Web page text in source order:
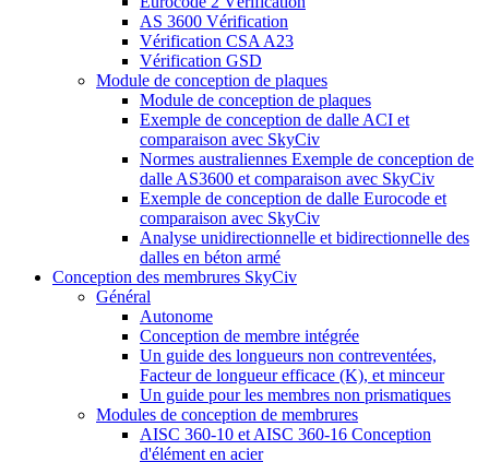
AS 3600 Vérification
Vérification CSA A23
Vérification GSD
Module de conception de plaques
Module de conception de plaques
Exemple de conception de dalle ACI et
comparaison avec SkyCiv
Normes australiennes Exemple de conception de
dalle AS3600 et comparaison avec SkyCiv
Exemple de conception de dalle Eurocode et
comparaison avec SkyCiv
Analyse unidirectionnelle et bidirectionnelle des
dalles en béton armé
Conception des membrures SkyCiv
Général
Autonome
Conception de membre intégrée
Un guide des longueurs non contreventées,
Facteur de longueur efficace (K), et minceur
Un guide pour les membres non prismatiques
Modules de conception de membrures
AISC 360-10 et AISC 360-16 Conception
d'élément en acier